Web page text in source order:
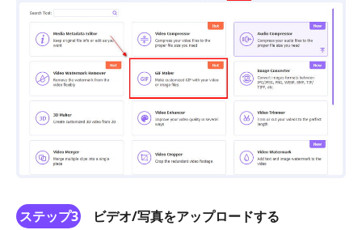
ステップ3 ビデオ/写真をアップロードする